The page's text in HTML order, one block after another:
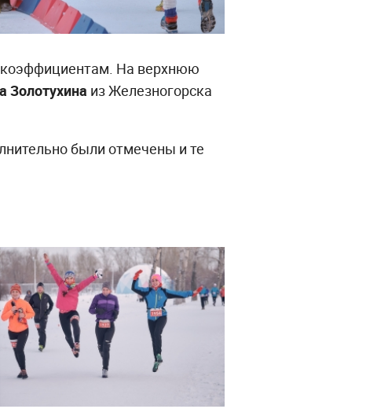
коэффициентам. На верхнюю
Золотухина из Железногорска
были отмечены и те